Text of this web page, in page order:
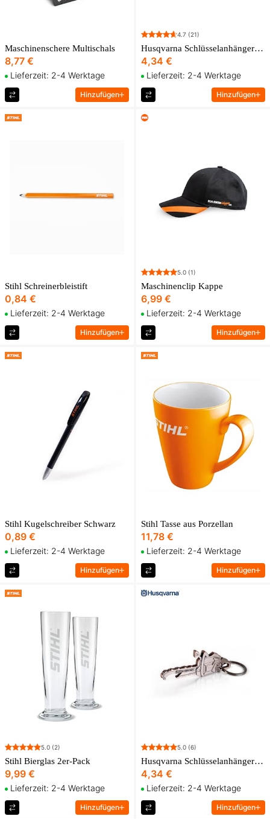
Maschinenschere Multischals
8,77 €
Lieferzeit: 2-4 Werktage
Hinzufügen
4.7 (21)
Husqvarna Schlüsselanhänger Motorsäge LED
4,34 €
Lieferzeit: 2-4 Werktage
Hinzufügen
Stihl Schreinerbleistift
0,84 €
Lieferzeit: 2-4 Werktage
Hinzufügen
5.0 (1)
Maschinenclip Kappe
6,99 €
Lieferzeit: 2-4 Werktage
Hinzufügen
Stihl Kugelschreiber Schwarz
0,89 €
Lieferzeit: 2-4 Werktage
Hinzufügen
Stihl Tasse aus Porzellan
11,78 €
Lieferzeit: 2-4 Werktage
Hinzufügen
5.0 (2)
Stihl Bierglas 2er-Pack
9,99 €
Lieferzeit: 2-4 Werktage
Hinzufügen
5.0 (6)
Husqvarna Schlüsselanhänger/Flaschenöffner Kettensäge
4,34 €
Lieferzeit: 2-4 Werktage
Hinzufügen